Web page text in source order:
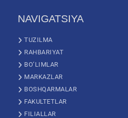
NAVIGATSIYA
TUZILMA
RAHBARIYAT
BO’LIMLAR
MARKAZLAR
BOSHQARMALAR
FAKULTETLAR
FILIALLAR